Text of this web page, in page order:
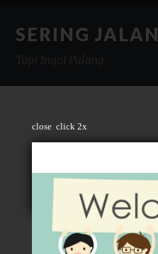
close click 2x
SERING JALAN